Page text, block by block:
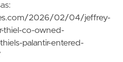
2026/02/04/jeffrey-
thiel-co-owned-
palantir-entered-